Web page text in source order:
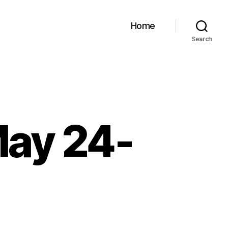
Home
Search
24-